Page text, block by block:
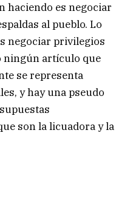
haciendo es negociar
al pueblo. Lo
negociar privilegios
ningún artículo que
se representa
y hay una pseudo
son la licuadora y la